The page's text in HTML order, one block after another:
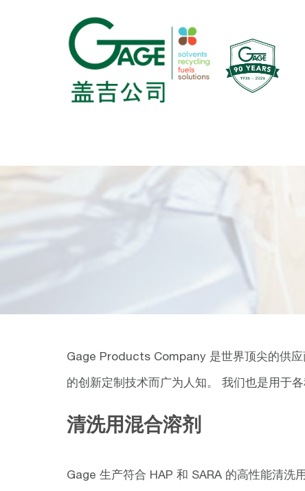
Gage Products Company 是世界顶尖的供
的创新定制技术而广为人知。 我们也是用于
清洗用混合溶剂
Gage 生产符合 HAP 和 SARA 的高性能清洗